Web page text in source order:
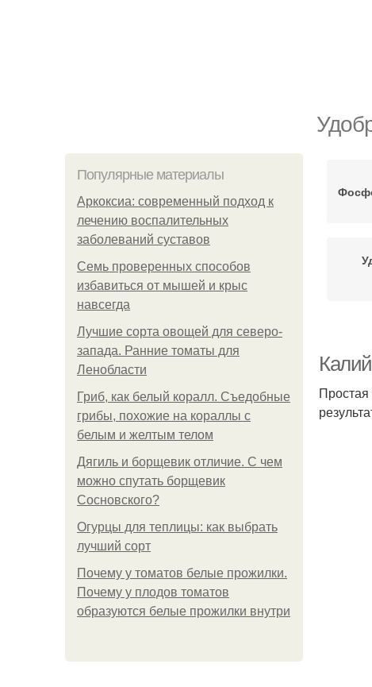
Популярные материалы
Аркоксиа: современный подход к
лечению воспалительных
заболеваний суставов
Семь проверенных способов
избавиться от мышей и крыс
навсегда
Лучшие сорта овощей для северо-
запада. Ранние томаты для
Ленобласти
Гриб, как белый коралл. Съедобные
грибы, похожие на кораллы с
белым и желтым телом
Дягиль и борщевик отличие. С чем
можно спутать борщевик
Сосновского?
Огурцы для теплицы: как выбрать
лучший сорт
Почему у томатов белые прожилки.
Почему у плодов томатов
образуются белые прожилки внутри